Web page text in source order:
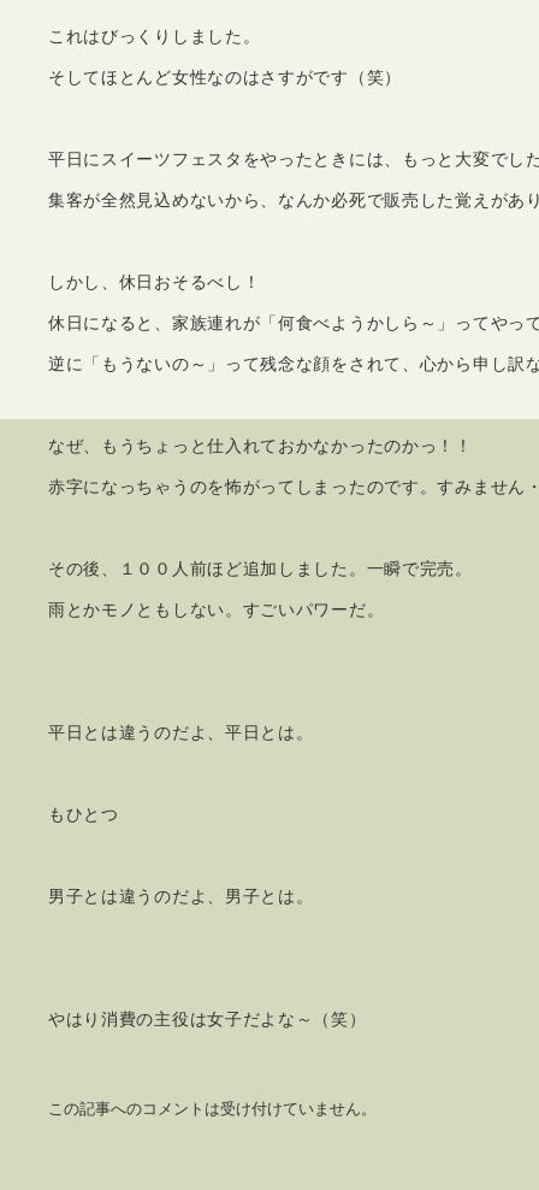
これはびっくりしました。
そしてほとんど女性なのはさすがです（笑）
平日にスイーツフェスタをやったときには、もっと大変でし
集客が全然見込めないから、なんか必死で販売した覚えがあ
しかし、休日おそるべし！
休日になると、家族連れが「何食べようかしら～」ってやっ
逆に「もうないの～」って残念な顔をされて、心から申し訳
なぜ、もうちょっと仕入れておかなかったのかっ！！
赤字になっちゃうのを怖がってしまったのです。すみません
その後、１００人前ほど追加しました。一瞬で完売。
雨とかモノともしない。すごいパワーだ。
平日とは違うのだよ、平日とは。
もひとつ
男子とは違うのだよ、男子とは。
やはり消費の主役は女子だよな～（笑）
この記事へのコメントは受け付けていません。